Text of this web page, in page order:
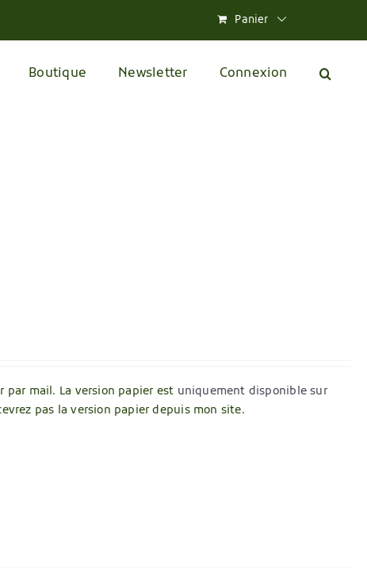
Panier
Boutique Newsletter Connexion
mail. La version papier est uniquement disponible sur
pas la version papier depuis mon site.